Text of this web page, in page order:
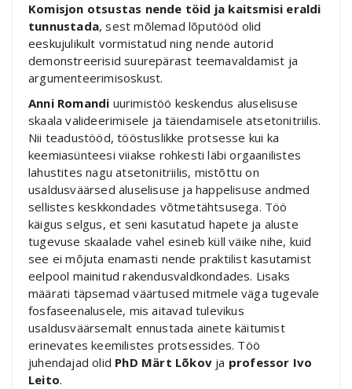
Komisjon otsustas nende töid ja kaitsmisi eraldi
tunnustada, sest mõlemad lõputööd olid
eeskujulikult vormistatud ning nende autorid
demonstreerisid suurepärast teemavaldamist ja
argumenteerimisoskust.
Anni Romandi uurimistöö keskendus aluselisuse
skaala valideerimisele ja täiendamisele atsetonitriilis.
Nii teadustööd, tööstuslikke protsesse kui ka
keemiasünteesi viiakse rohkesti läbi orgaanilistes
lahustites nagu atsetonitriilis, mistõttu on
usaldusväärsed aluselisuse ja happelisuse andmed
sellistes keskkondades võtmetähtsusega. Töö
käigus selgus, et seni kasutatud hapete ja aluste
tugevuse skaalade vahel esineb küll väike nihe, kuid
see ei mõjuta enamasti nende praktilist kasutamist
eelpool mainitud rakendusvaldkondades. Lisaks
määrati täpsemad väärtused mitmele väga tugevale
fosfaseenalusele, mis aitavad tulevikus
usaldusväärsemalt ennustada ainete käitumist
erinevates keemilistes protsessides. Töö
juhendajad olid PhD Märt Lõkov ja professor Ivo
Leito.